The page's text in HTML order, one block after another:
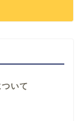
いて